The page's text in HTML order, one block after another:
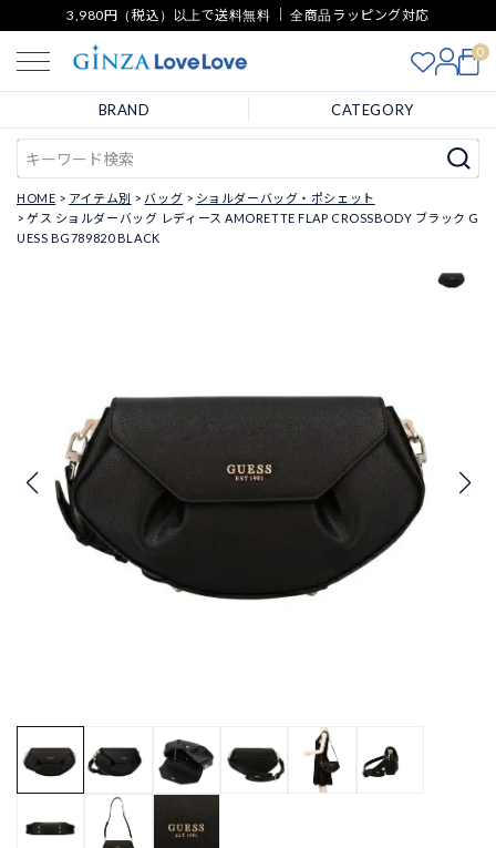
3,980円（税込）以上で送料無料 ｜ 全商品ラッピング対応
0
BRAND CATEGORY
HOME アイテム別 バッグ
ショルダーバッグ・ポシェット
ゲス ショルダーバッグ レディース AMORETTE FLAP CROSSBODY ブラック G
UESS BG789820 BLACK